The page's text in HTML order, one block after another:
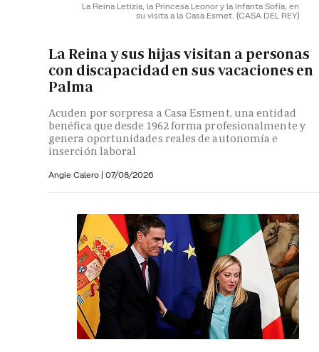
La Reina Letizia, la Princesa Leonor y la Infanta Sofía, en
su visita a la Casa Esmet. (CASA DEL REY)
La Reina y sus hijas visitan a personas
con discapacidad en sus vacaciones en
Palma
Acuden por sorpresa a Casa Esment, una entidad
benéfica que desde 1962 forma profesionalmente y
genera oportunidades reales de autonomía e
inserción laboral
Angie Calero | 07/08/2026